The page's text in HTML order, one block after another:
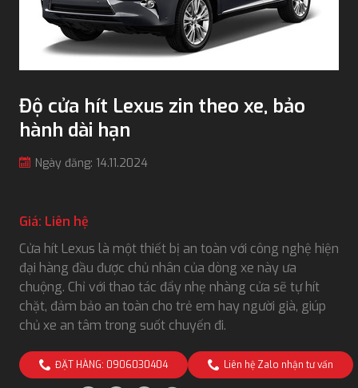
Độ cửa hít Lexus zin theo xe, bảo
hành dài hạn
Ngày đăng: 14.11.2024
Giá: Liên hệ
Cửa hít Lexus là một thiết bị an toàn với công nghệ hiện
đại hàng đầu được chủ nhân của dòng xe này ưa
chuộng. Chỉ với thao tác đẩy nhẹ nhàng cửa sẽ tự hít
chặt, đảm bảo an toàn cho trẻ em hay người già, giúp
chủ xe an tâm trong suốt chuyến đi.
ĐẶT HÀNG: 0906030404 Liên hệ Zalo nhận tư vấn